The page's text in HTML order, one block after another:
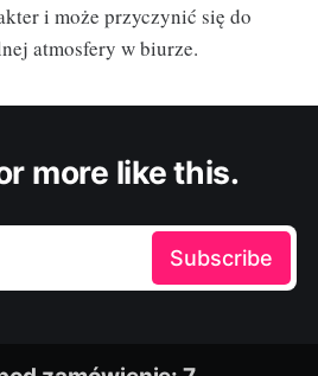
i może przyczynić się do
atmosfery w biurze.
more like this.
Subscribe